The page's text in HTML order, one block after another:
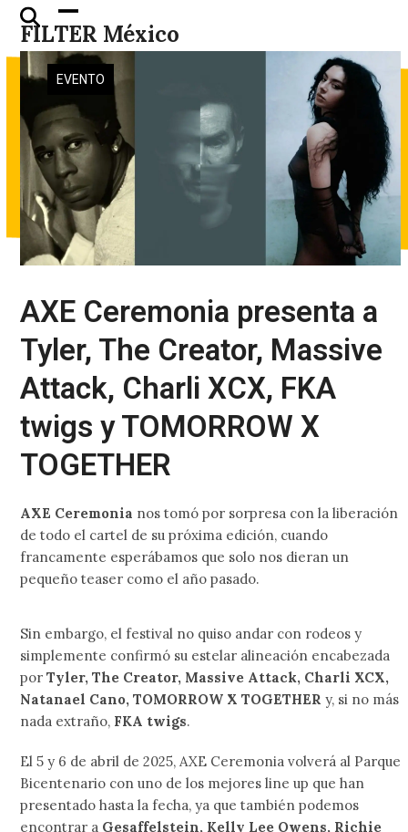
Skip
content
FILTER México
Open
mobile
menu
Close
mobile
menu
EVENTO
AXE Ceremonia presenta a
Tyler, The Creator, Massive
Attack, Charli XCX, FKA
twigs y TOMORROW X
TOGETHER
AXE Ceremonia nos tomó por sorpresa con la liberación
de todo el cartel de su próxima edición, cuando
francamente esperábamos que solo nos dieran un
pequeño teaser como el año pasado.
Sin embargo, el festival no quiso andar con rodeos y
simplemente confirmó su estelar alineación encabezada
porTyler, The Creator, Massive Attack, Charli XCX,
Natanael Cano, TOMORROW X TOGETHER y, si no más
nada extraño, FKA twigs.
El 5 y 6 de abril de 2025, AXE Ceremonia volverá al Parque
Bicentenario con uno de los mejores line up que han
presentado hasta la fecha, ya que también podemos
encontrar a Gesaffelstein, Kelly Lee Owens, Richie